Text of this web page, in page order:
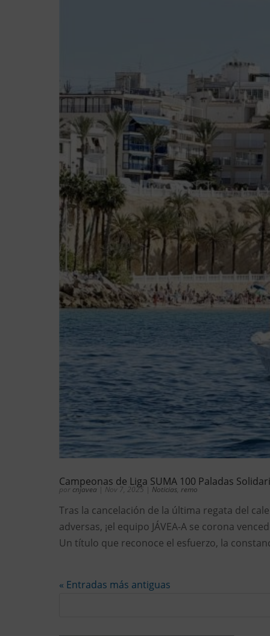
Campeonas de Liga SUMA 100 Paladas
por cnjavea | Nov 7, 2025 | Noticias remo
Tras la cancelación de la última regata del
adversas, ¡el equipo JÁVEA-A se corona
Un título que reconoce el esfuerzo, la
« Entradas más antiguas